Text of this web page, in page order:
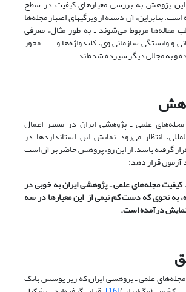
پژوهش به بررسی معیارهای کیفیت در سطح
بنابراین، آن دسته از ویژگیهای اعتبار مجله‌ها
مقاله‌ها مربوط می‌شوند ـ به طور مثال، معرفی
و وابستگی سازمانی وی، کلیدواژه‌ها و ... ـ محور
و به مجالی دیگر سپرده شده‌اند.
علمی ـ پژوهشی ایران در مسیر اعمال
انتظار می‌رود نمایش این استانداردها در
گرفته باشد. از این رو، پژوهش حاضر بر آن است
آزمون قرار دهد:
کیفیت مجله‌های علمی ـ پژوهشی ایران به خوبی در
به نحوی که دست کم نیمی از این معیارها در سه
نمایش درآمده است.
مجله‌های علمی ـ پژوهشی ایران که زیر پوشش بانک